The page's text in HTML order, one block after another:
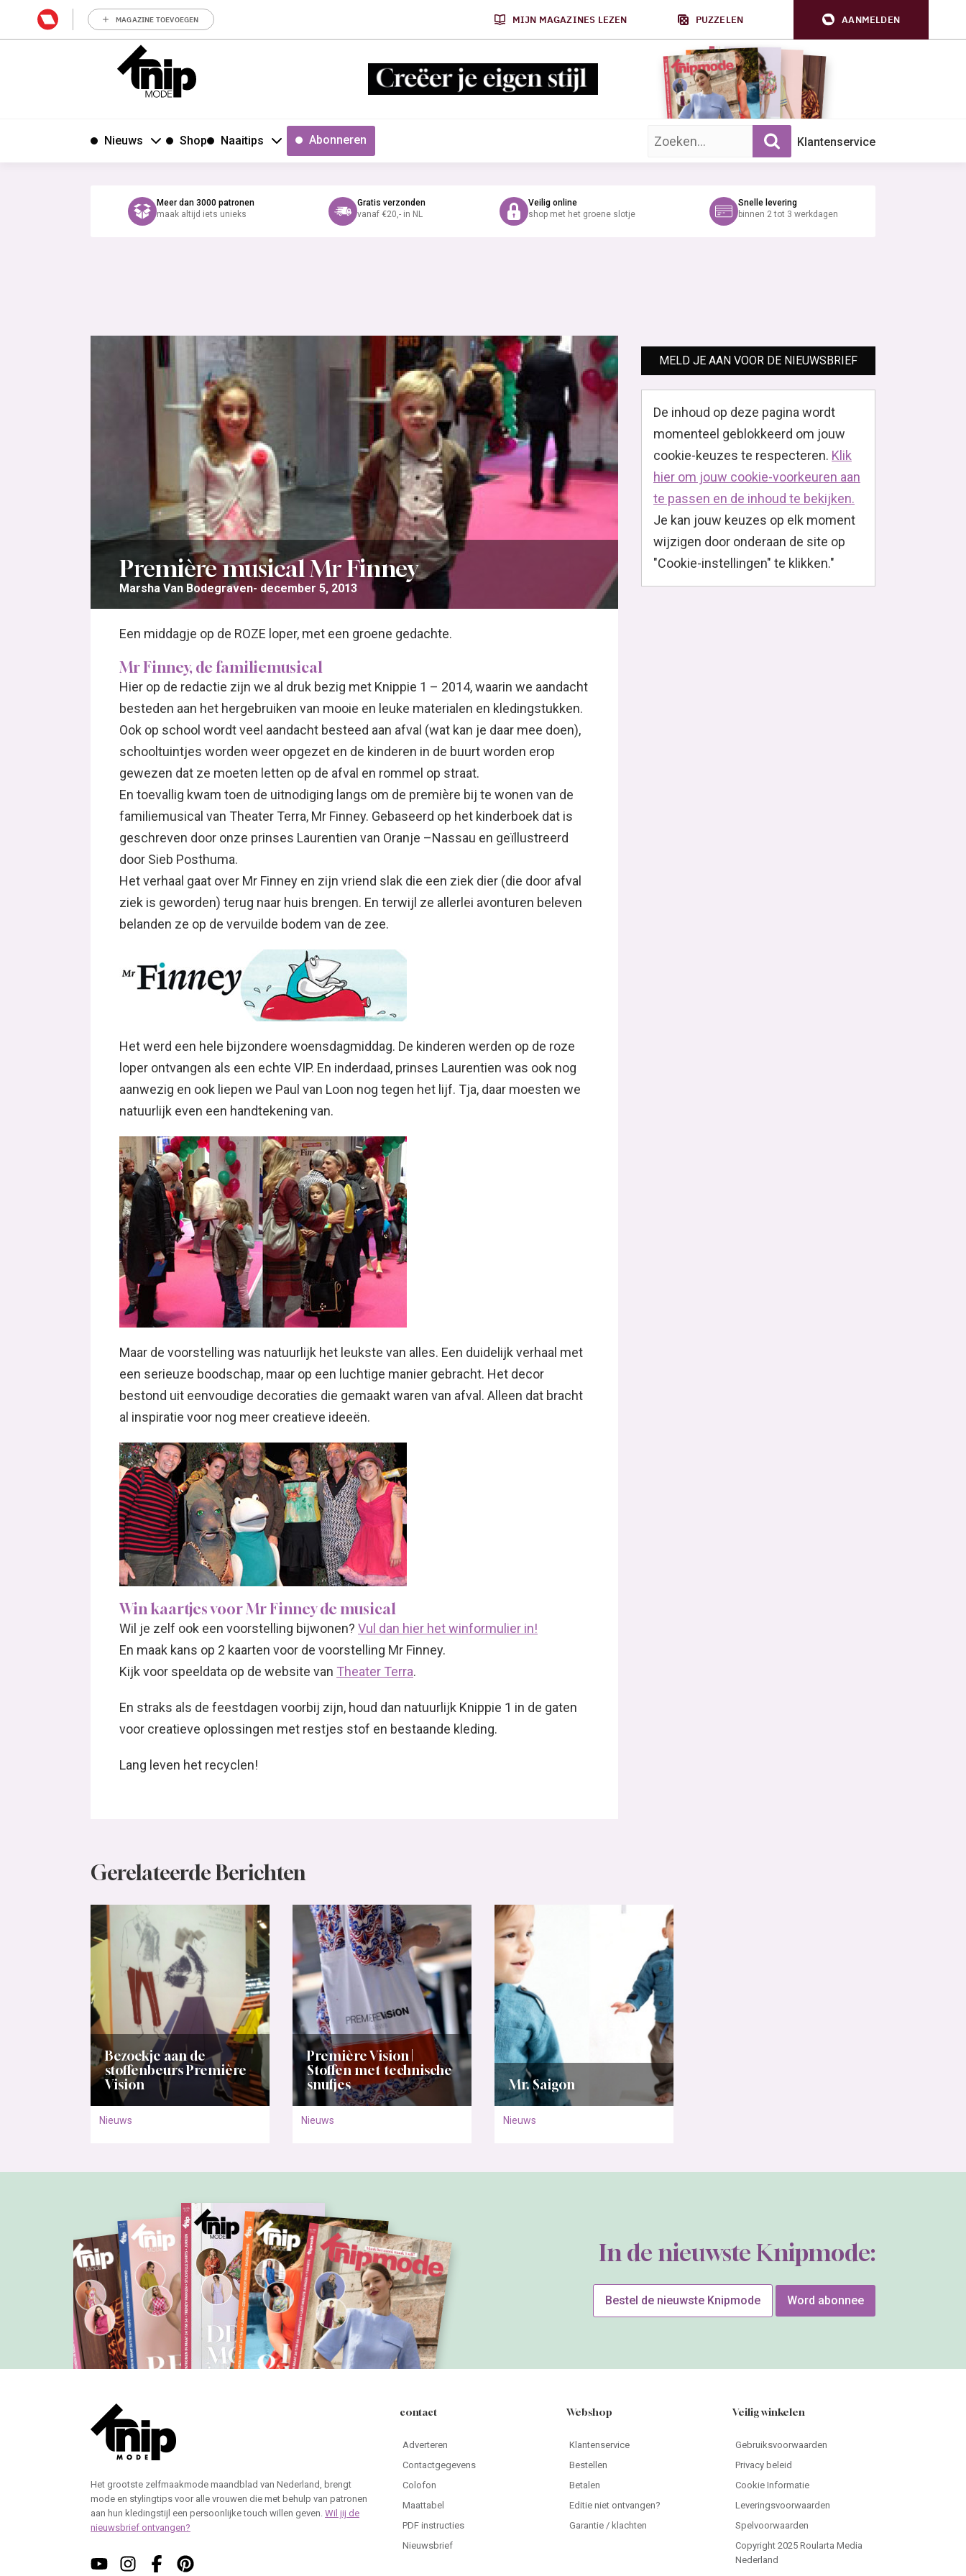
MAGAZINE TOEVOEGEN MIJN MAGAZINES LEZEN PUZZELEN AANMELDEN
Nieuws Shop Naaitips Abonneren Zoek op trefwoord: Klantenservice
Meer dan 3000 patronen
maak altijd iets unieks
Gratis verzonden
vanaf €20,- in NL
Veilig online
shop met het groene slotje
Snelle levering
binnen 2 tot 3 werkdagen
Première musical Mr Finney
Marsha Van Bodegraven december 5, 2013
Een middagje op de ROZE loper, met een groene gedachte.
Mr Finney, de familiemusical
Hier op de redactie zijn we al druk bezig met Knippie 1 – 2014, waarin we aandacht
besteden aan het hergebruiken van mooie en leuke materialen en kledingstukken.
Ook op school wordt veel aandacht besteed aan afval (wat kan je daar mee doen),
schooltuintjes worden weer opgezet en de kinderen in de buurt worden erop
gewezen dat ze moeten letten op de afval en rommel op straat.
En toevallig kwam toen de uitnodiging langs om de première bij te wonen van de
familiemusical van Theater Terra, Mr Finney. Gebaseerd op het kinderboek dat is
geschreven door onze prinses Laurentien van Oranje –Nassau en geïllustreerd
door Sieb Posthuma.
Het verhaal gaat over Mr Finney en zijn vriend slak die een ziek dier (die door afval
ziek is geworden) terug naar huis brengen. En terwijl ze allerlei avonturen beleven
belanden ze op de vervuilde bodem van de zee.
Het werd een hele bijzondere woensdagmiddag. De kinderen werden op de roze
loper ontvangen als een echte VIP. En inderdaad, prinses Laurentien was ook nog
aanwezig en ook liepen we Paul van Loon nog tegen het lijf. Tja, daar moesten we
natuurlijk even een handtekening van.
Maar de voorstelling was natuurlijk het leukste van alles. Een duidelijk verhaal met
een serieuze boodschap, maar op een luchtige manier gebracht. Het decor
bestond uit eenvoudige decoraties die gemaakt waren van afval. Alleen dat bracht
al inspiratie voor nog meer creatieve ideeën.
Win kaartjes voor Mr Finney de musical
Wil je zelf ook een voorstelling bijwonen? Vul dan hier het winformulier in!
En maak kans op 2 kaarten voor de voorstelling Mr Finney.
Kijk voor speeldata op de website van Theater Terra.
En straks als de feestdagen voorbij zijn, houd dan natuurlijk Knippie 1 in de gaten
voor creatieve oplossingen met restjes stof en bestaande kleding.
Lang leven het recyclen!
MELD JE AAN VOOR DE NIEUWSBRIEF
De inhoud op deze pagina wordt
momenteel geblokkeerd om jouw
cookie-keuzes te respecteren. Klik
hier om jouw cookie-voorkeuren aan
te passen en de inhoud te bekijken.
Je kan jouw keuzes op elk moment
wijzigen door onderaan de site op
"Cookie-instellingen" te klikken."
Gerelateerde Berichten
Bezoekje aan de
stoffenbeurs Première
Vision
Nieuws
Première Vision |
Stoffen met technische
snufjes
Nieuws
Mr. Saigon
Nieuws
In de nieuwste Knipmode:
Bestel de nieuwste Knipmode Word abonnee
Het grootste zelfmaakmode maandblad van Nederland, brengt
mode en stylingtips voor alle vrouwen die met behulp van patronen
aan hun kledingstijl een persoonlijke touch willen geven. Wil jij de
nieuwsbrief ontvangen?
contact
Adverteren
Contactgegevens
Colofon
Maattabel
PDF instructies
Nieuwsbrief
Webshop
Klantenservice
Bestellen
Betalen
Editie niet ontvangen?
Garantie / klachten
Veilig winkelen
Gebruiksvoorwaarden
Privacy beleid
Cookie Informatie
Leveringsvoorwaarden
Spelvoorwaarden
Copyright 2025 Roularta Media
Nederland